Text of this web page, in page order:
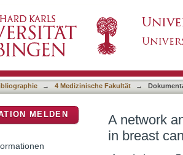
analysis to identify
→ 4 Medizinische Fakultät →
A network
in breast
MELDEN